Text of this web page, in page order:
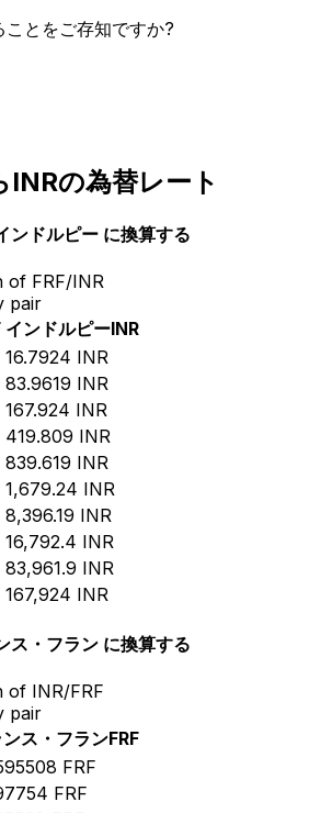
とをご存知ですか?
INRの為替レート
ンドルピー に換算する
of FRF/INR
pair
インドルピーINR
16.7924 INR
83.9619 INR
167.924 INR
419.809 INR
839.619 INR
1,679.24 INR
8,396.19 INR
16,792.4 INR
83,961.9 INR
167,924 INR
ス・フラン に換算する
of INR/FRF
pair
ス・フランFRF
FRF
FRF